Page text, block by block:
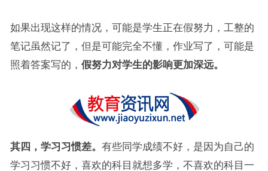
如果出现这样的情况，可能是学生正在假努力，工整的
笔记虽然记了，但是可能完全不懂，作业写了，可能是
照着答案写的， 假努力对学生的影响更加深远。
其四，学习习惯差。 有些同学成绩不好，是因为自己的
学习习惯不好，喜欢的科目就想多学，不喜欢的科目一